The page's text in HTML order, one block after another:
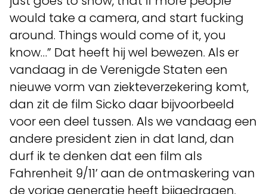
would take a camera, and start fucking
around. Things would come of it, you
know…” Dat heeft hij wel bewezen. Als er
vandaag in de Verenigde Staten een
nieuwe vorm van ziekteverzekering komt,
dan zit de film Sicko daar bijvoorbeeld
voor een deel tussen. Als we vandaag een
andere president zien in dat land, dan
durf ik te denken dat een film als
Fahrenheit 9/11’ aan de ontmaskering van
de vorige generatie heeft bijgedragen.